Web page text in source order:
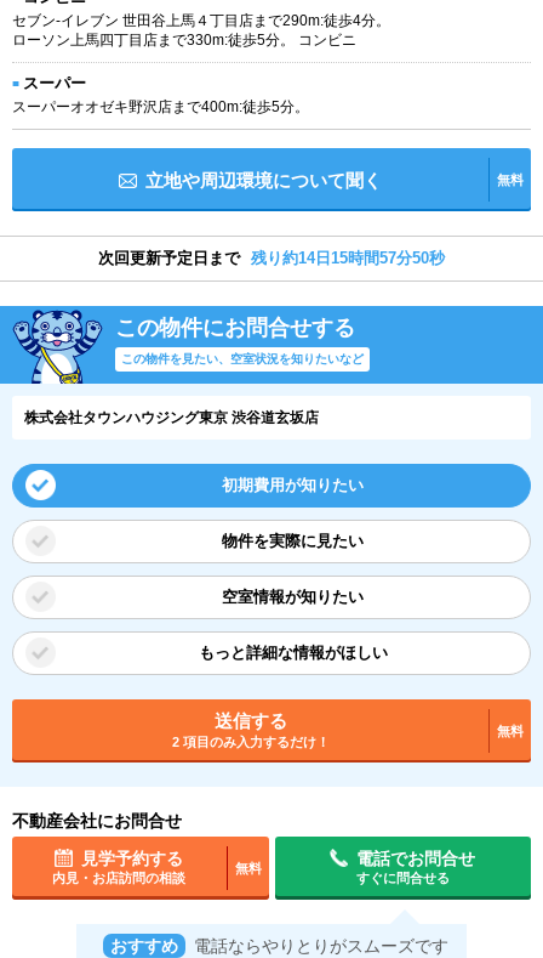
セブン-イレブン 世田谷上馬４丁目店まで290m:徒歩4分。
ローソン上馬四丁目店まで330m:徒歩5分。 コンビニ
スーパー
スーパーオオゼキ野沢店まで400m:徒歩5分。
立地や周辺環境について聞く 無料
次回更新予定日まで 残り約14日15時間57分50秒
この物件にお問合せする
この物件を見たい、空室状況を知りたいなど
株式会社タウンハウジング東京 渋谷道玄坂店
初期費用が知りたい
物件を実際に見たい
空室情報が知りたい
もっと詳細な情報がほしい
送信する
2 項目のみ入力するだけ！
無料
不動産会社にお問合せ
見学予約する
内見・お店訪問の相談
無料
電話でお問合せ
すぐに問合せる
おすすめ 電話ならやりとりがスムーズです